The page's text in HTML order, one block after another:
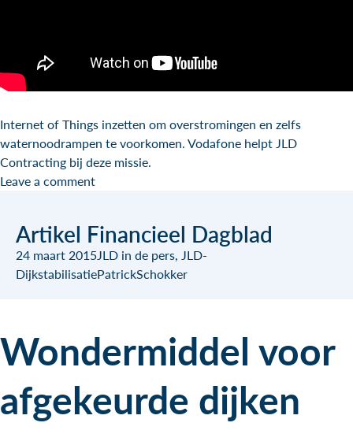
Internet of Things inzetten om overstromingen en zelfs
waternoodrampen te voorkomen. Vodafone helpt JLD
Contracting bij deze missie.
Leave a comment
Artikel Financieel Dagblad
24 maart 2015JLD in de pers, JLD-
DijkstabilisatiePatrickSchokker
Wondermiddel voor
afgekeurde dijken